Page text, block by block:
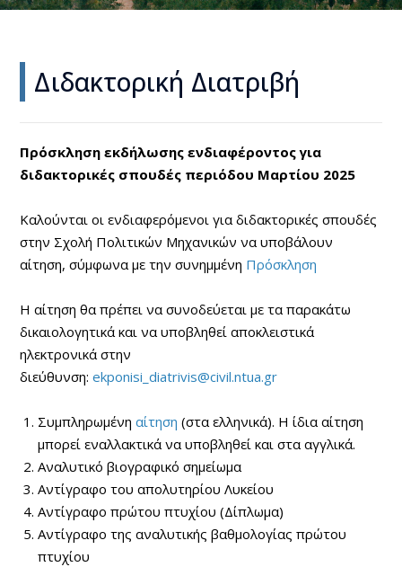
Διδακτορική Διατριβή
Πρόσκληση εκδήλωσης ενδιαφέροντος για
διδακτορικές σπουδές περιόδου Μαρτίου 2025
Καλούνται οι ενδιαφερόμενοι για διδακτορικές σπουδές
στην Σχολή Πολιτικών Μηχανικών να υποβάλουν
αίτηση, σύμφωνα με την συνημμένη Πρόσκληση
Η αίτηση θα πρέπει να συνοδεύεται με τα παρακάτω
δικαιολογητικά και να υποβληθεί αποκλειστικά
ηλεκτρονικά στην
διεύθυνση: ekponisi_diatrivis@civil.ntua.gr
Συμπληρωμένη αίτηση (στα ελληνικά). Η ίδια αίτηση
μπορεί εναλλακτικά να υποβληθεί και στα αγγλικά.
Αναλυτικό βιογραφικό σημείωμα
Αντίγραφο του απολυτηρίου Λυκείου
Αντίγραφο πρώτου πτυχίου (Δίπλωμα)
Αντίγραφο της αναλυτικής βαθμολογίας πρώτου
πτυχίου